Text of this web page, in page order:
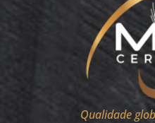
Qualidade